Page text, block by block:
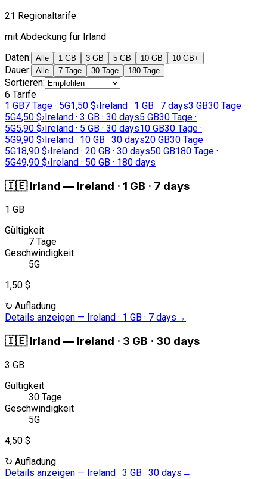
21 Regionaltarife
mit Abdeckung für Irland
Daten: Alle 1 GB 3 GB 5 GB 10 GB 10 GB+
Dauer: Alle 7 Tage 30 Tage 180 Tage
Sortieren:
6 Tarife
1 GB7 Tage · 5G1,50 $›Ireland · 1 GB · 7 days3 GB30 Tage ·
5G4,50 $›Ireland · 3 GB · 30 days5 GB30 Tage ·
5G5,90 $›Ireland · 5 GB · 30 days10 GB30 Tage ·
5G9,90 $›Ireland · 10 GB · 30 days20 GB30 Tage ·
5G18,90 $›Ireland · 20 GB · 30 days50 GB180 Tage ·
5G49,90 $›Ireland · 50 GB · 180 days
🇮🇪 Irland — Ireland · 1 GB · 7 days
1 GB
Gültigkeit
7 Tage
Geschwindigkeit
5G
1,50 $
↻ Aufladung
Details anzeigen — Ireland · 1 GB · 7 days →
🇮🇪 Irland — Ireland · 3 GB · 30 days
3 GB
Gültigkeit
30 Tage
Geschwindigkeit
5G
4,50 $
↻ Aufladung
Details anzeigen — Ireland · 3 GB · 30 days →